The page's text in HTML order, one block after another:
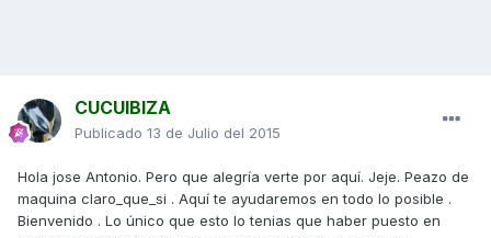
CUCUIBIZA
Publicado 13 de Julio del 2015
Hola jose Antonio. Pero que alegría verte por aquí. Jeje. Peazo de
maquina claro_que_si . Aquí te ayudaremos en todo lo posible .
Bienvenido . Lo único que esto lo tenias que haber puesto en